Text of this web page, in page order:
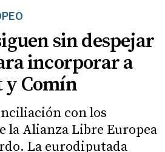
sin despejar
incorporar a
y Comín
con los
la Alianza Libre Europea
La eurodiputada